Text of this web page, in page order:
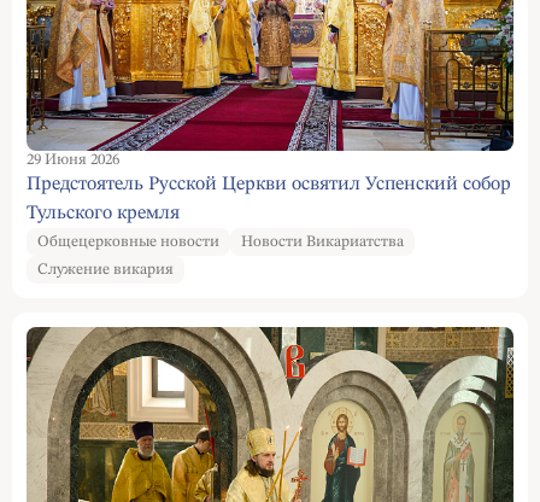
29 Июня 2026
Предстоятель Русской Церкви освятил Успенский собор
Тульского кремля
Общецерковные новости
Новости Викариатства
Служение викария